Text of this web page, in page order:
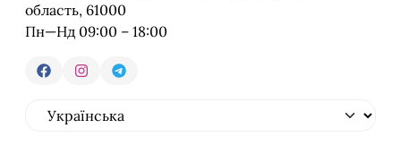
область, 61000
Пн—Нд 09:00 – 18:00